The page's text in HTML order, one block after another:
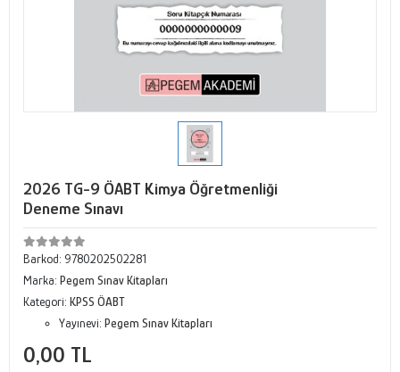
2026 TG-9 ÖABT Kimya Öğretmenliği
Deneme Sınavı
Barkod: 9780202502281
Marka: Pegem Sınav Kitapları
Kategori: KPSS ÖABT
Yayınevi: Pegem Sınav Kitapları
0,00 TL